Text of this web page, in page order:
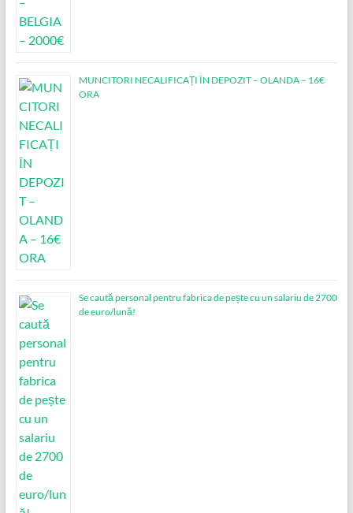
MUNCITORI NECALIFICAȚI ÎN DEPOZIT – OLANDA – 16€
ORA
Se caută personal pentru fabrica de pește cu un salariu de 2700
de euro/lună!